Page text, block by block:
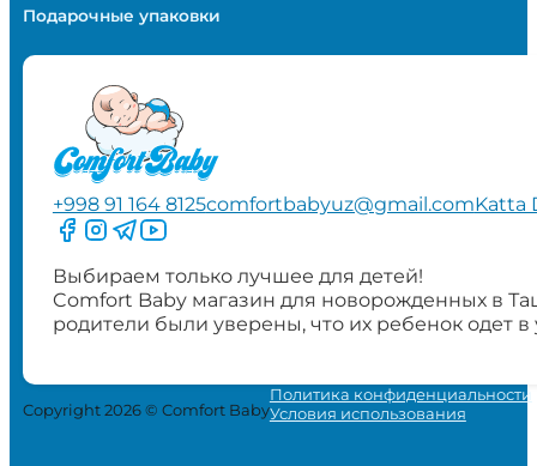
Подарочные упаковки
+998 91 164 8125comfortbabyuz@gmail.comKatta
Следите за нами на Facebook
Следите за нами в Instagram
Следите за нами в Telegram
Следите за нами в YouTube
Выбираем только лучшее для детей!
Comfort Baby магазин для новорожденных в
родители были уверены, что их ребенок одет
Copyright 2026 © Comfort Baby
Политика конфиденциальности
Условия использования